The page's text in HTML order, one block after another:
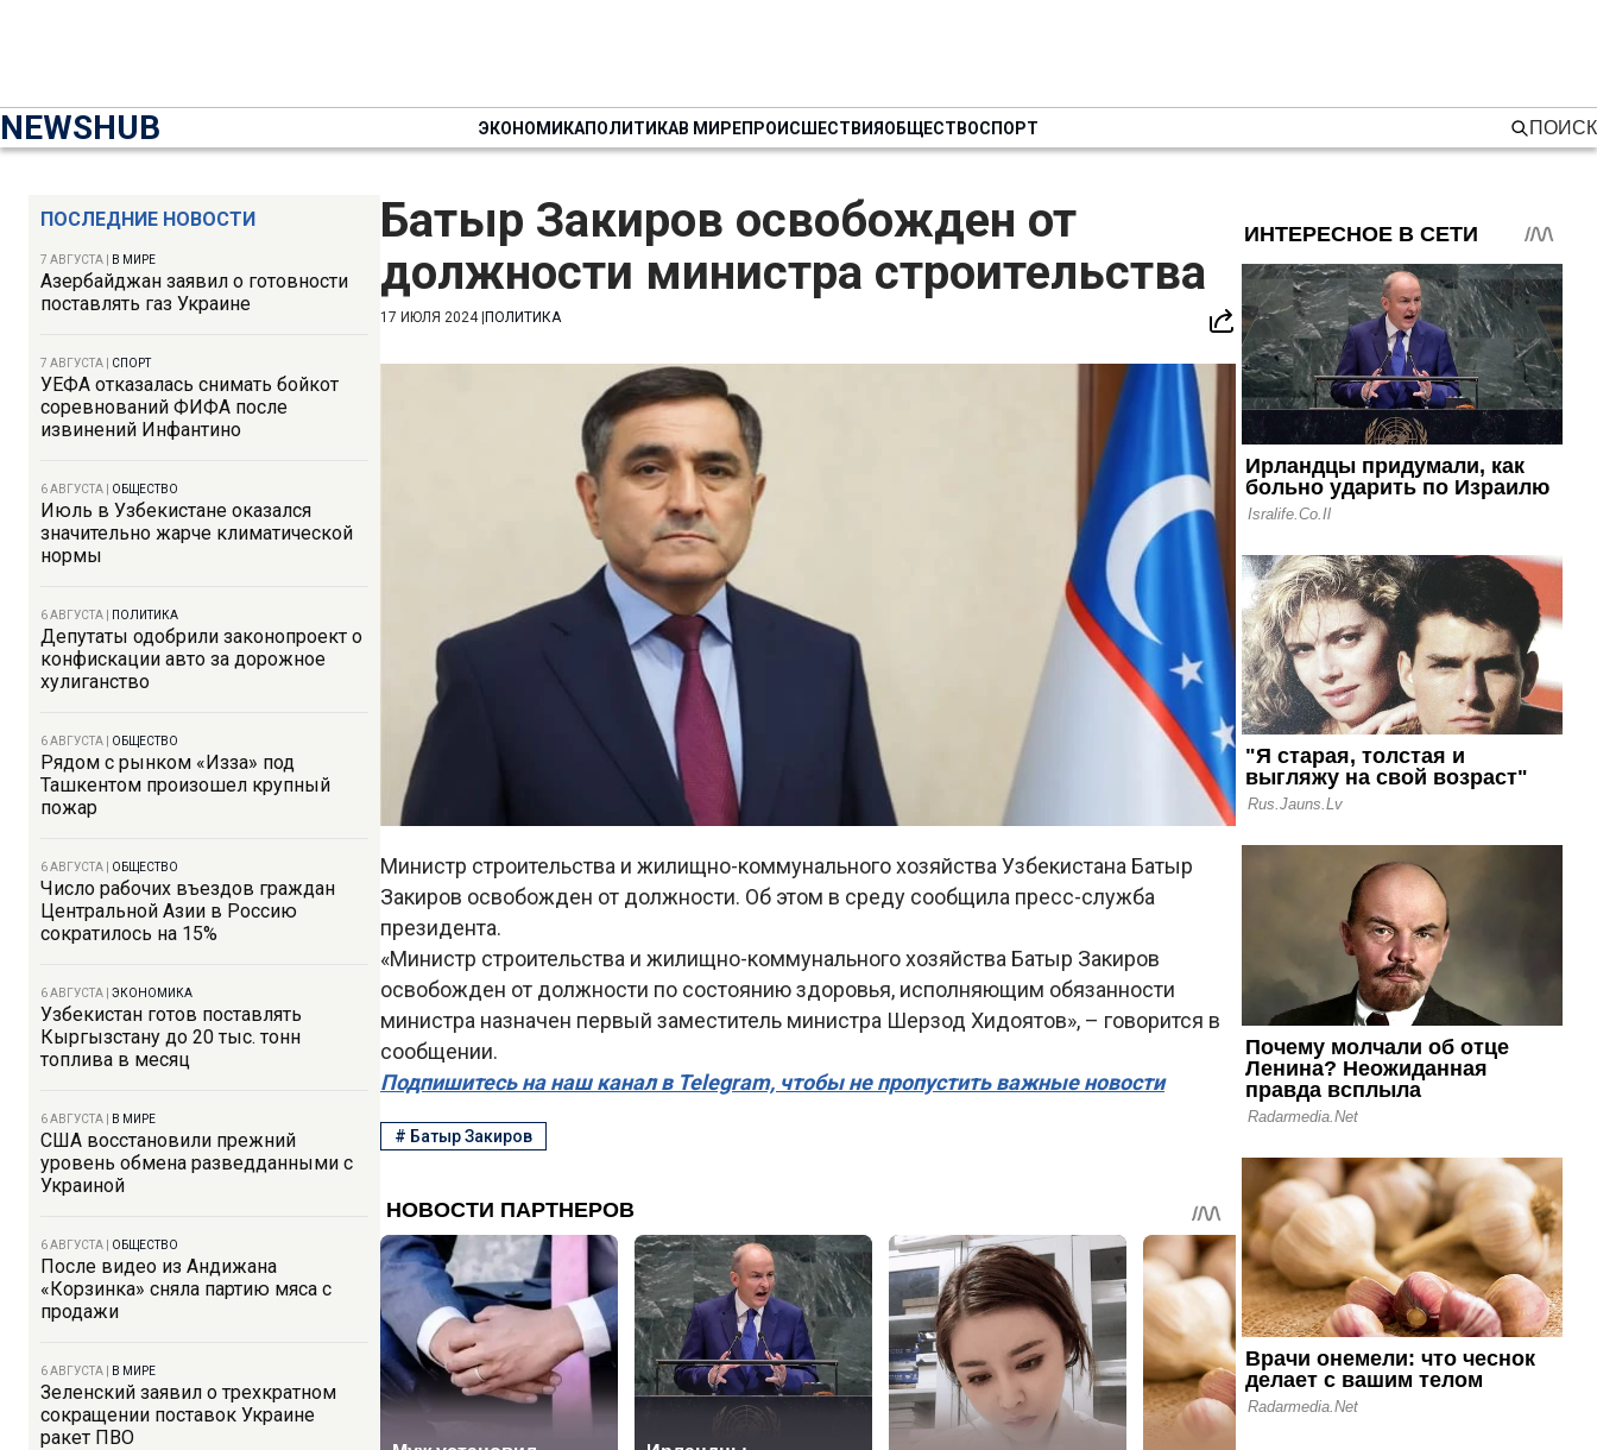
NEWSHUB ЭКОНОМИКАПОЛИТИКАВ МИРЕПРОИСШЕСТВИЯОБЩЕСТВОСПОРТ ПОИСК
ПОСЛЕДНИЕ НОВОСТИ
7 АВГУСТА В МИРЕ
Азербайджан заявил о готовности
поставлять газ Украине
7 АВГУСТА СПОРТ
УЕФА отказалась снимать бойкот
соревнований ФИФА после
извинений Инфантино
6 АВГУСТА ОБЩЕСТВО
Июль в Узбекистане оказался
значительно жарче климатической
нормы
6 АВГУСТА ПОЛИТИКА
Депутаты одобрили законопроект о
конфискации авто за дорожное
хулиганство
6 АВГУСТА ОБЩЕСТВО
Рядом с рынком «Изза» под
Ташкентом произошел крупный
пожар
6 АВГУСТА ОБЩЕСТВО
Число рабочих въездов граждан
Центральной Азии в Россию
сократилось на 15%
6 АВГУСТА ЭКОНОМИКА
Узбекистан готов поставлять
Кыргызстану до 20 тыс. тонн
топлива в месяц
6 АВГУСТА В МИРЕ
США восстановили прежний
уровень обмена разведданными с
Украиной
6 АВГУСТА ОБЩЕСТВО
После видео из Андижана
«Корзинка» сняла партию мяса с
продажи
6 АВГУСТА В МИРЕ
Зеленский заявил о трехкратном
сокращении поставок Украине
ракет ПВО
Батыр Закиров освобожден от
должности министра строительства
17 ИЮЛЯ 2024| ПОЛИТИКА
Министр строительства и жилищно-коммунального хозяйства Узбекистана Батыр
Закиров освобожден от должности. Об этом в среду сообщила пресс-служба
президента.
«Министр строительства и жилищно-коммунального хозяйства Батыр Закиров
освобожден от должности по состоянию здоровья, исполняющим обязанности
министра назначен первый заместитель министра Шерзод Хидоятов», – говорится в
сообщении.
Подпишитесь на наш канал в Telegram, чтобы не пропустить важные новости
# Батыр Закиров